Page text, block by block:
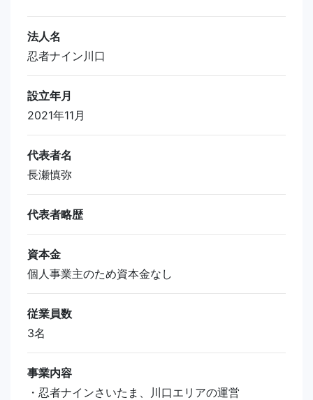
法人名
忍者ナイン川口
設立年月
2021年11月
代表者名
長瀬慎弥
代表者略歴
資本金
個人事業主のため資本金なし
従業員数
3名
事業内容
・忍者ナインさいたま、川口エリアの運営